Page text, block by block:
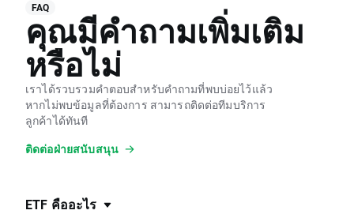
FAQ
คุณมีคำถามเพิ่มเติม
หรือไม่
เราได้รวบรวมคำตอบสำหรับคำถามที่พบบ่อยไว้แล้ว
หากไม่พบข้อมูลที่ต้องการ สามารถติดต่อทีมบริการ
ลูกค้าได้ทันที
ติดต่อฝ่ายสนับสนุน
ETF คืออะไร